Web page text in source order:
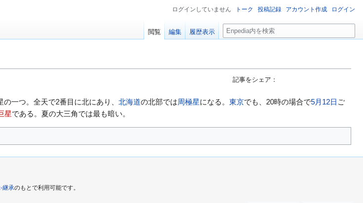
記事をシェア：
の一つ。全天で2番目に北にあり、 北海道の北部では周極星になる。 東京でも、20時の場合で5月12日 ご
星である。夏の大三角では最も暗い。
ログインしていません トーク 投稿記録 アカウント作成 ログイン
閲覧 編集 履歴表示
検
索
継承のもとで利用可能です。